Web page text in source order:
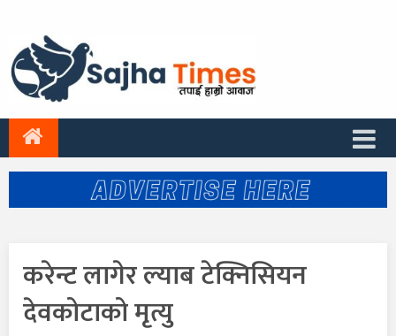
करेन्ट लागेर ल्याब टेक्निसियन
देवकोटाको मृत्यु